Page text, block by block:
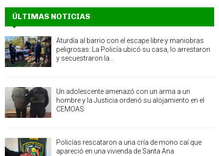
ÚLTIMAS NOTICIAS
Aturdía al barrio con el escape libre y maniobras
peligrosas: La Policía ubicó su casa, lo arrestaron
y secuestraron la...
Un adolescente amenazó con un arma a un
hombre y la Justicia ordenó su alojamiento en el
CEMOAS
Policías rescataron a una cría de mono caí que
apareció en una vivienda de Santa Ana